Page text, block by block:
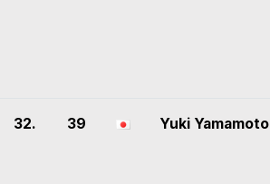
32. 39 Yuki Yamamoto